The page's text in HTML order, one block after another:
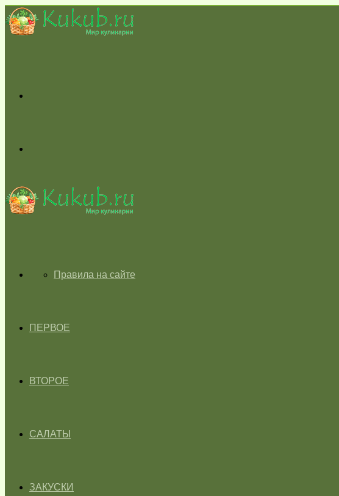
skin
ГЛАВНАЯПравила на сайте
ПЕРВОЕ
ВТОРОЕ
САЛАТЫ
ЗАКУСКИ